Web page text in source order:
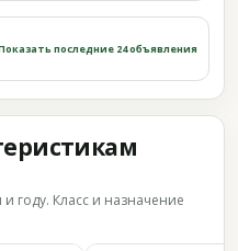
последние 24 объявления
году. Класс и назначение